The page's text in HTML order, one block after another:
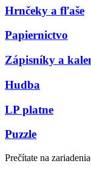
Hrnčeky a fľaše
Papiernictvo
Zápisníky a
Hudba
LP platne
Puzzle
Prečítate na